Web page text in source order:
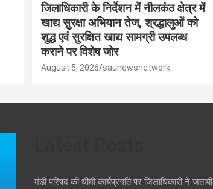
जिलाधिकारी के निर्देशन में नीलकंठ क्षेत्र में
खाद्य सुरक्षा अभियान तेज, श्रद्धालुओं को
शुद्ध एवं सुरक्षित खाद्य सामग्री उपलब्ध
कराने पर विशेष जोर
August 5, 2026 saunewsnetwork
मंडी परिषद की धीमी कार्यप्रगति पर जिलाधिकारी ने जतायी